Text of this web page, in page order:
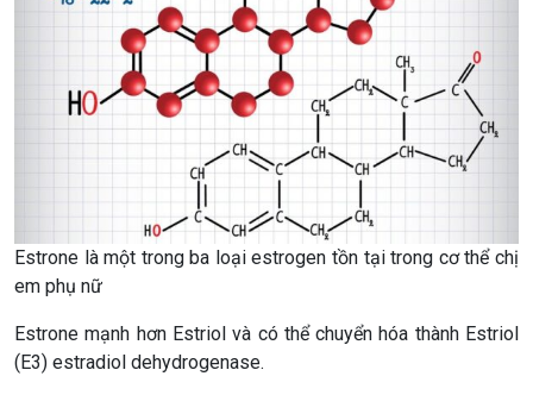
Estrone là một trong ba loại estrogen tồn tại trong cơ thể chị
em phụ nữ
Estrone mạnh hơn Estriol và có thể chuyển hóa thành Estriol
(E3) estradiol dehydrogenase.